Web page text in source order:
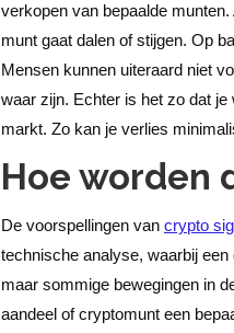
verkopen van bepaalde
munt gaat dalen of stijgen. Op
Mensen kunnen uiteraard niet
waar zijn. Echter is het zo dat
markt. Zo kan je verlies
Hoe worden
De voorspellingen van crypto
technische analyse, waarbij
maar sommige bewegingen in
aandeel of cryptomunt een